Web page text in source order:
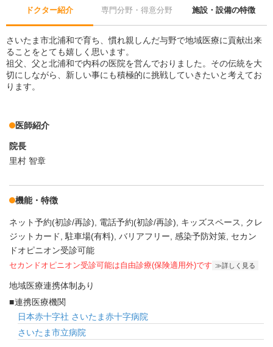
ドクター紹介 専門分野・得意分野 施設・設備の特徴
さいたま市北浦和で育ち、慣れ親しんだ与野で地域医療に貢献出来
ることをとても嬉しく思います。
祖父、父と北浦和で内科の医院を営んでおりました。その伝統を大
切にしながら、新しい事にも積極的に挑戦していきたいと考えてお
ります。
医師紹介
院長
里村 智章
機能・特徴
ネット予約(初診/再診) 電話予約(初診/再診) キッズスペース
クレ
ジットカード
駐車場(有料) バリアフリー 感染予防対策 セカン
ドオピニオン受診可能
セカンドオピニオン受診可能は自由診療(保険適用外)です 詳しく見る
地域医療連携体制あり
連携医療機関
日本赤十字社 さいたま赤十字病院
さいたま市立病院